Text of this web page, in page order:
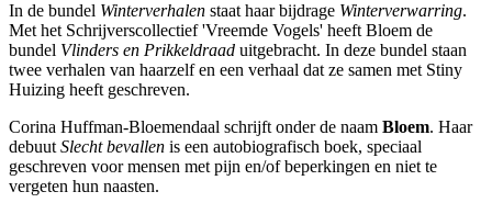
In de bundel Winterverhalen staat haar bijdrage Winterverwarring.
Met het Schrijverscollectief 'Vreemde Vogels' heeft Bloem de
bundel Vlinders en Prikkeldraad uitgebracht. In deze bundel staan
twee verhalen van haarzelf en een verhaal dat ze samen met Stiny
Huizing heeft geschreven.
Corina Huffman-Bloemendaal schrijft onder de naam Bloem. Haar
debuut Slecht bevallen is een autobiografisch boek, speciaal
geschreven voor mensen met pijn en/of beperkingen en niet te
vergeten hun naasten.